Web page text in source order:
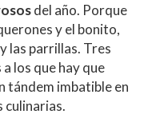
del año. Porque
y el bonito,
las parrillas. Tres
los que hay que
tándem imbatible en
culinarias.